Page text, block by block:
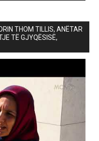
THOM TILLIS, ANËTAR
TË GJYQËSISË,